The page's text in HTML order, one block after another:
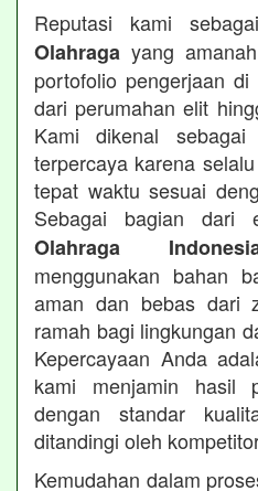
Reputasi kami
Olahraga yang
portofolio pengerjaan
dari perumahan elit
Kami dikenal
terpercaya karena
tepat waktu sesuai
Sebagai bagian dari
Olahraga
menggunakan bahan
aman dan bebas dari
ramah bagi lingkungan
Kepercayaan Anda
kami menjamin hasil
dengan standar
ditandingi oleh
Kemudahan dalam